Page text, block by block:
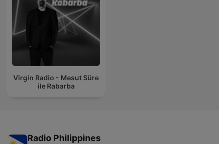
Virgin Radio - Mesut Süre
ile Rabarba
Radio Philippines